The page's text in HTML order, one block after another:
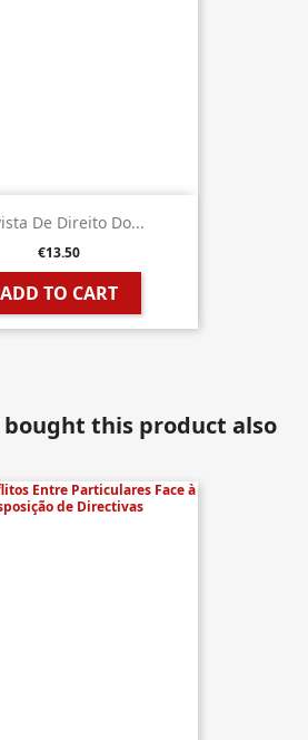
De Direito Do...
€13.50
ADD TO CART
bought this product also